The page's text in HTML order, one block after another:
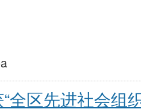
全区先进社会组